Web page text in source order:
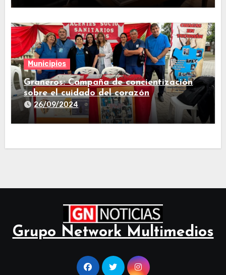
Municipios
Graneros: Campaña de concientización
sobre el cuidado del corazón
26/09/2024
Grupo Network Multimedios